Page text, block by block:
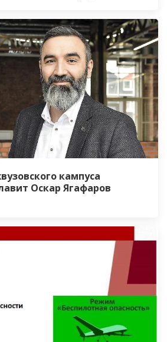
кампуса
Оскар Ягафаров